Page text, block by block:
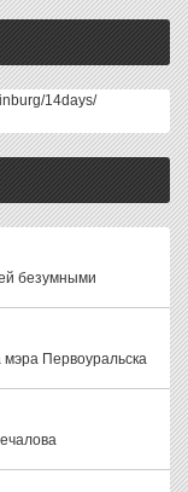
14days/
безумными
мэра Первоуральска